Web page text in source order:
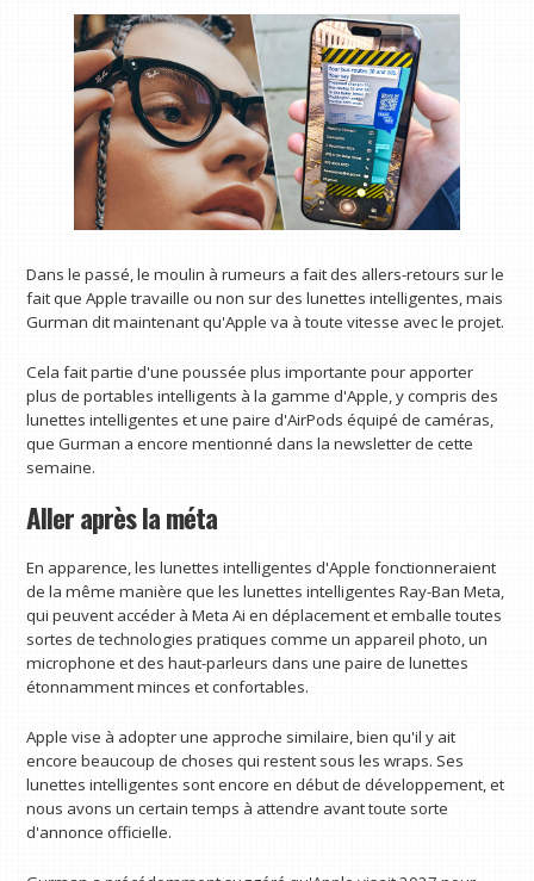
Dans le passé, le moulin à rumeurs a fait des allers-retours sur le
fait que Apple travaille ou non sur des lunettes intelligentes, mais
Gurman dit maintenant qu'Apple va à toute vitesse avec le projet.
Cela fait partie d'une poussée plus importante pour apporter
plus de portables intelligents à la gamme d'Apple, y compris des
lunettes intelligentes et une paire d'AirPods équipé de caméras,
que Gurman a encore mentionné dans la newsletter de cette
semaine.
Aller après la méta
En apparence, les lunettes intelligentes d'Apple fonctionneraient
de la même manière que les lunettes intelligentes Ray-Ban Meta,
qui peuvent accéder à Meta Ai en déplacement et emballe toutes
sortes de technologies pratiques comme un appareil photo, un
microphone et des haut-parleurs dans une paire de lunettes
étonnamment minces et confortables.
Apple vise à adopter une approche similaire, bien qu'il y ait
encore beaucoup de choses qui restent sous les wraps. Ses
lunettes intelligentes sont encore en début de développement, et
nous avons un certain temps à attendre avant toute sorte
d'annonce officielle.